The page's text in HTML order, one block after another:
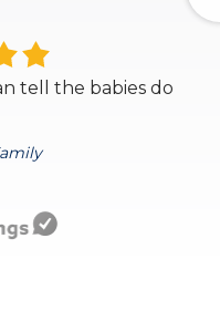
tell the babies do